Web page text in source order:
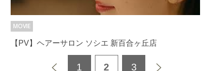
MOVIE
【PV】ヘアーサロン ソシエ 新百合ヶ丘店
1 2 3